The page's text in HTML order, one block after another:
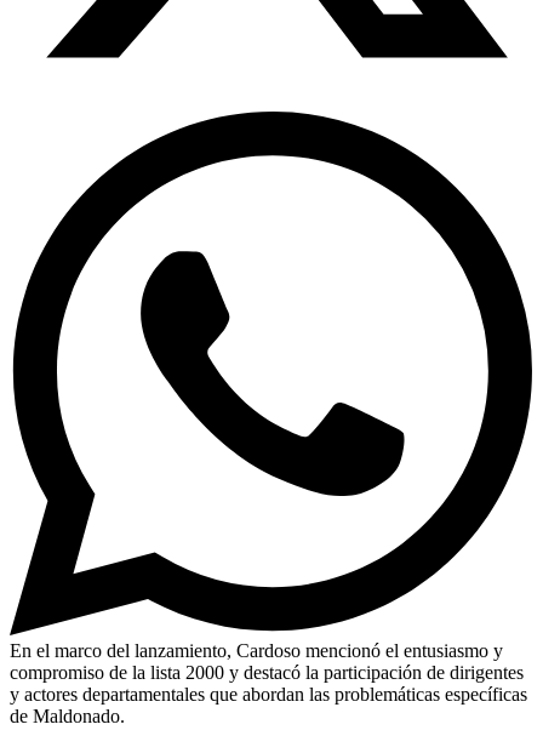
En el marco del lanzamiento, Cardoso mencionó el entusiasmo y
compromiso de la lista 2000 y destacó la participación de dirigentes
y actores departamentales que abordan las problemáticas específicas
de Maldonado.